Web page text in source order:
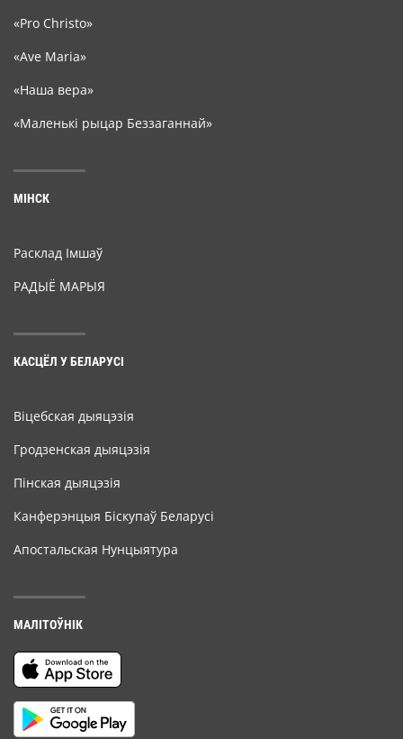
«Pro Christo»
«Ave Maria»
«Наша вера»
«Маленькі рыцар Беззаганнай»
МІНСК
Расклад Імшаў
РАДЫЁ МАРЫЯ
КАСЦЁЛ У БЕЛАРУСІ
Віцебская дыяцэзія
Гродзенская дыяцэзія
Пінская дыяцэзія
Канферэнцыя Біскупаў Беларусі
Апостальская Нунцыятура
МАЛІТОЎНІК